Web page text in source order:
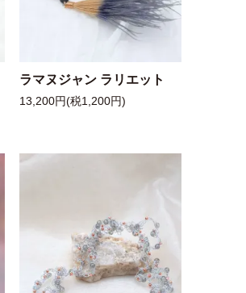
ラマヌジャン ラリエット
13,200円(税1,200円)